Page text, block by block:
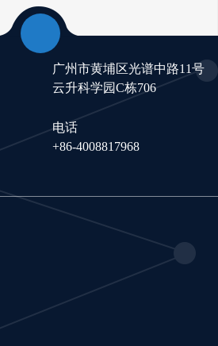
广州市黄埔区光谱中路11号
云升科学园C栋706
电话
+86-4008817968